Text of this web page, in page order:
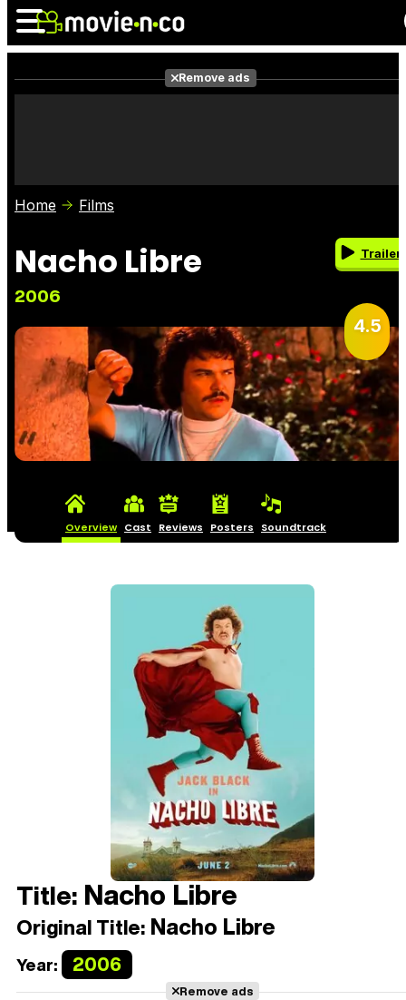
Photos
Remove ads
Home Films
Nacho Libre
2006
Trailer
4.5
Overview Cast Reviews Posters Soundtrack
Title: Nacho Libre
Original Title: Nacho Libre
Year: 2006
Remove ads